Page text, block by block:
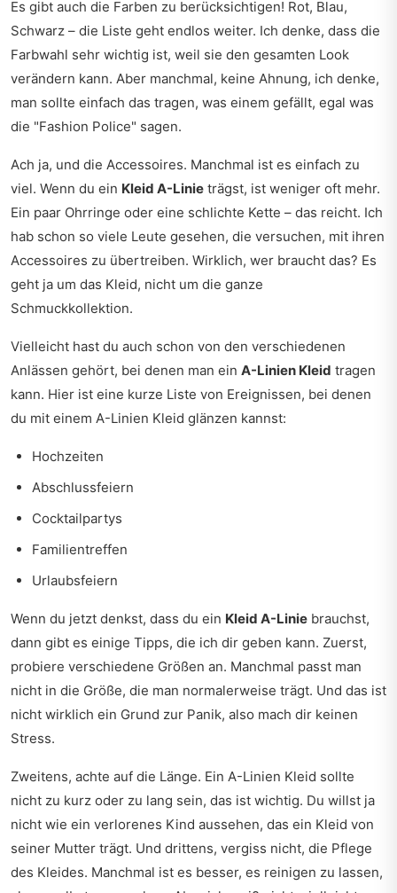
Es gibt auch die Farben zu berücksichtigen! Rot, Blau,
Schwarz – die Liste geht endlos weiter. Ich denke, dass die
Farbwahl sehr wichtig ist, weil sie den gesamten Look
verändern kann. Aber manchmal, keine Ahnung, ich denke,
man sollte einfach das tragen, was einem gefällt, egal was
die "Fashion Police" sagen.
Ach ja, und die Accessoires. Manchmal ist es einfach zu
viel. Wenn du ein Kleid A-Linie trägst, ist weniger oft mehr.
Ein paar Ohrringe oder eine schlichte Kette – das reicht. Ich
hab schon so viele Leute gesehen, die versuchen, mit ihren
Accessoires zu übertreiben. Wirklich, wer braucht das? Es
geht ja um das Kleid, nicht um die ganze
Schmuckkollektion.
Vielleicht hast du auch schon von den verschiedenen
Anlässen gehört, bei denen man ein A-Linien Kleid tragen
kann. Hier ist eine kurze Liste von Ereignissen, bei denen
du mit einem A-Linien Kleid glänzen kannst:
Hochzeiten
Abschlussfeiern
Cocktailpartys
Familientreffen
Urlaubsfeiern
Wenn du jetzt denkst, dass du ein Kleid A-Linie brauchst,
dann gibt es einige Tipps, die ich dir geben kann. Zuerst,
probiere verschiedene Größen an. Manchmal passt man
nicht in die Größe, die man normalerweise trägt. Und das ist
nicht wirklich ein Grund zur Panik, also mach dir keinen
Stress.
Zweitens, achte auf die Länge. Ein A-Linien Kleid sollte
nicht zu kurz oder zu lang sein, das ist wichtig. Du willst ja
nicht wie ein verlorenes Kind aussehen, das ein Kleid von
seiner Mutter trägt. Und drittens, vergiss nicht, die Pflege
des Kleides. Manchmal ist es besser, es reinigen zu lassen,